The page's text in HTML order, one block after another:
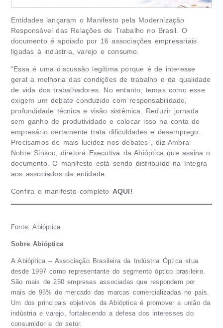
Entidades lançaram o Manifesto pela Modernização
Responsável das Relações de Trabalho no Brasil. O
documento é apoiado por 16 associações empresariais
ligadas à indústria, varejo e consumo.
“Essa é uma discussão legítima porque é de interesse
geral a melhoria das condições de trabalho e da qualidade
de vida dos trabalhadores. No entanto, temas como esse
exigem um debate conduzido com responsabilidade,
profundidade técnica e visão sistêmica. Reduzir jornada
sem ganho de produtividade e colocar isso na conta do
empresário certamente trata dificuldades e desemprego.
Precisamos de mais lucidez nos debates”, diz Ambra
Nobre Sinkoc, diretora Executiva da Abióptica que assina o
documento. O manifesto está sendo distribuído na íntegra
aos associados da entidade.
Confira o manifesto completo AQUI!
Fonte: Abióptica
Sobre Abióptica
A Abióptica – Associação Brasileira da Indústria Óptica atua
desde 1997 como representante do segmento óptico brasileiro.
São mais de 250 empresas associadas que respondem por
mais de 95% do mercado das marcas comercializadas no país.
Um dos principais objetivos da Abióptica é promover a união da
indústria e varejo, fortalecendo a defesa dos interesses do
consumidor e do setor.